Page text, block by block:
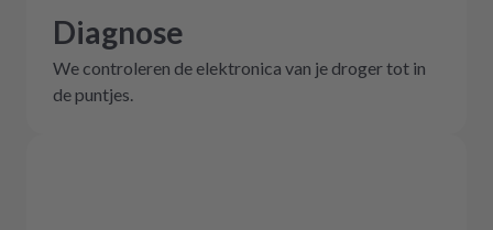
Diagnose
We controleren de elektronica van je droger tot in
de puntjes.